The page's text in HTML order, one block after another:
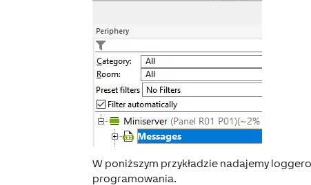
W poniższym przykładzie nadajemy
programowania.